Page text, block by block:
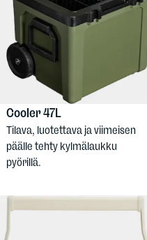
369 €
STANLEY
Carry Outdoor Wheel
Cooler 47L
Tilava, luotettava ja viimeisen
päälle tehty kylmälaukku
pyörillä.